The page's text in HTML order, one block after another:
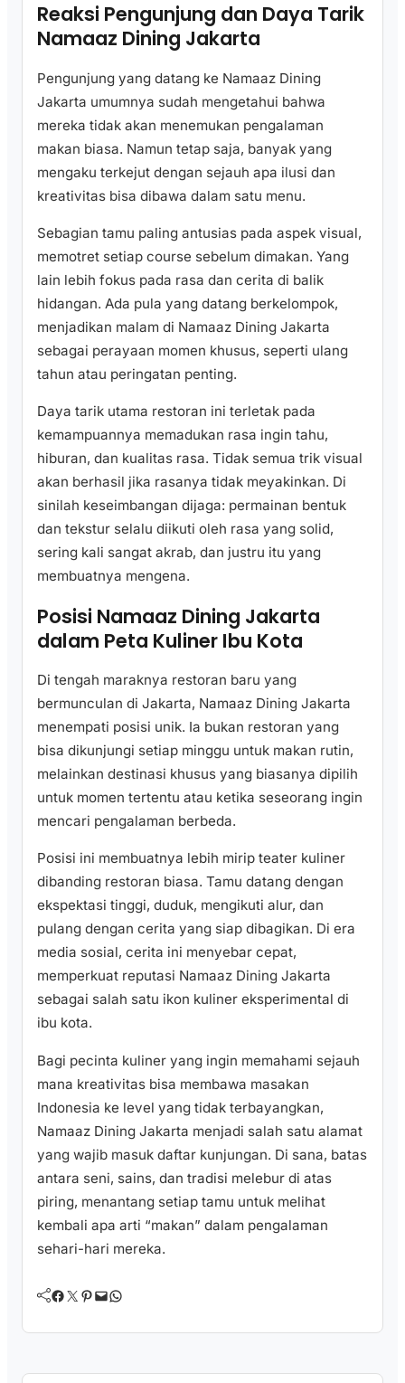
Reaksi Pengunjung dan Daya Tarik
Namaaz Dining Jakarta
Pengunjung yang datang ke Namaaz Dining
Jakarta umumnya sudah mengetahui bahwa
mereka tidak akan menemukan pengalaman
makan biasa. Namun tetap saja, banyak yang
mengaku terkejut dengan sejauh apa ilusi dan
kreativitas bisa dibawa dalam satu menu.
Sebagian tamu paling antusias pada aspek visual,
memotret setiap course sebelum dimakan. Yang
lain lebih fokus pada rasa dan cerita di balik
hidangan. Ada pula yang datang berkelompok,
menjadikan malam di Namaaz Dining Jakarta
sebagai perayaan momen khusus, seperti ulang
tahun atau peringatan penting.
Daya tarik utama restoran ini terletak pada
kemampuannya memadukan rasa ingin tahu,
hiburan, dan kualitas rasa. Tidak semua trik visual
akan berhasil jika rasanya tidak meyakinkan. Di
sinilah keseimbangan dijaga: permainan bentuk
dan tekstur selalu diikuti oleh rasa yang solid,
sering kali sangat akrab, dan justru itu yang
membuatnya mengena.
Posisi Namaaz Dining Jakarta
dalam Peta Kuliner Ibu Kota
Di tengah maraknya restoran baru yang
bermunculan di Jakarta, Namaaz Dining Jakarta
menempati posisi unik. Ia bukan restoran yang
bisa dikunjungi setiap minggu untuk makan rutin,
melainkan destinasi khusus yang biasanya dipilih
untuk momen tertentu atau ketika seseorang ingin
mencari pengalaman berbeda.
Posisi ini membuatnya lebih mirip teater kuliner
dibanding restoran biasa. Tamu datang dengan
ekspektasi tinggi, duduk, mengikuti alur, dan
pulang dengan cerita yang siap dibagikan. Di era
media sosial, cerita ini menyebar cepat,
memperkuat reputasi Namaaz Dining Jakarta
sebagai salah satu ikon kuliner eksperimental di
ibu kota.
Bagi pecinta kuliner yang ingin memahami sejauh
mana kreativitas bisa membawa masakan
Indonesia ke level yang tidak terbayangkan,
Namaaz Dining Jakarta menjadi salah satu alamat
yang wajib masuk daftar kunjungan. Di sana, batas
antara seni, sains, dan tradisi melebur di atas
piring, menantang setiap tamu untuk melihat
kembali apa arti “makan” dalam pengalaman
sehari-hari mereka.
Facebook Twitter Pinterest Mail WhatsApp